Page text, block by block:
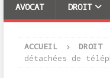
AVOCAT DROIT
ACCUEIL DROIT
détachées de